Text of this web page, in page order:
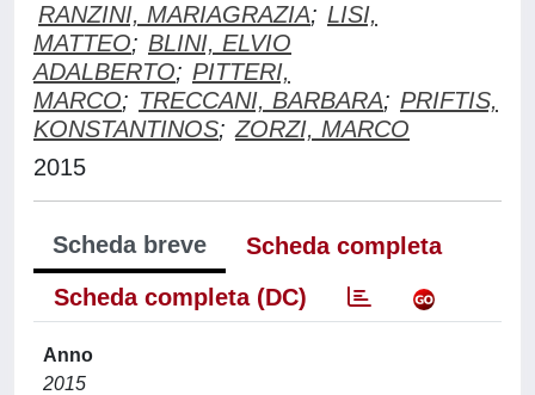
RANZINI, MARIAGRAZIA; LISI,
MATTEO; BLINI, ELVIO
ADALBERTO; PITTERI,
MARCO; TRECCANI, BARBARA; PRIFTIS,
KONSTANTINOS; ZORZI, MARCO
2015
Scheda breve
Scheda completa
Scheda completa (DC)
Anno
2015